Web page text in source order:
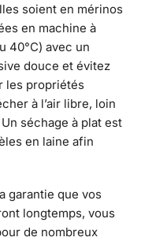
soient en mérinos
en machine à
40°C) avec un
douce et évitez
les propriétés
à l’air libre, loin
séchage à plat est
en laine afin
garantie que vos
longtemps, vous
de nombreux